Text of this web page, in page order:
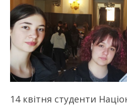
14 квітня студенти